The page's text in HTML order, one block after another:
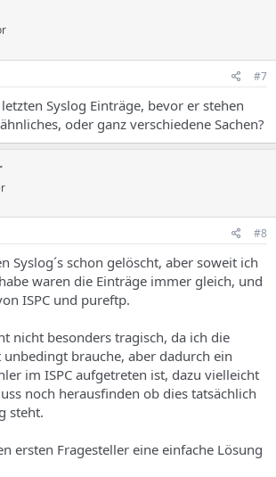
#7
Syslog Einträge, bevor er stehen
oder ganz verschiedene Sachen?
#8
Syslog´s schon gelöscht, aber soweit ich
waren die Einträge immer gleich, und
ISPC und pureftp.
nicht besonders tragisch, da ich die
brauche, aber dadurch ein
im ISPC aufgetreten ist, dazu vielleicht
noch herausfinden ob dies tatsächlich
steht.
ersten Fragesteller eine einfache Lösung